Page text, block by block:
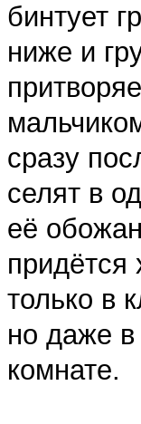
бинтует
ниже и
сразу
селят в
её
придётся
только в
но даже в
комнате.